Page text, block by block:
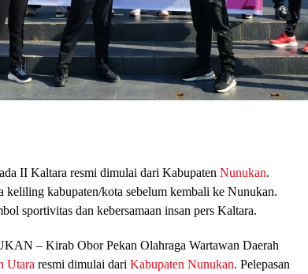
II Kaltara resmi dimulai dari Kabupaten Nunukan.
keliling kabupaten/kota sebelum kembali ke Nunukan.
sportivitas dan kebersamaan insan pers Kaltara.
– Kirab Obor Pekan Olahraga Wartawan Daerah
Utara resmi dimulai dari Kabupaten Nunukan. Pelepasan